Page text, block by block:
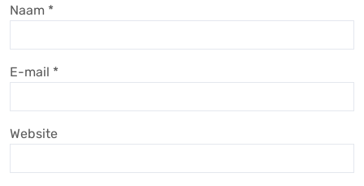
Naam *
E-mail *
Website